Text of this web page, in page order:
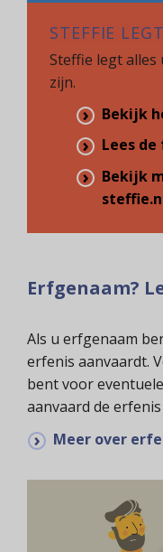
STEFFIE
Steffie legt alles
zijn.
Bekijk
Lees
Bekijk
Erfgenaam?
Als u erfgenaam
erfenis aanvaardt.
bent voor
aanvaard de
Meer over